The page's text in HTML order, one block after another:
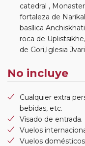
catedral ,
fortaleza de
basílica
roca de
de Gori,Iglesia
No incluye
Cualquier extra
bebidas, etc.
Visado de entrada.
Vuelos
Vuelos